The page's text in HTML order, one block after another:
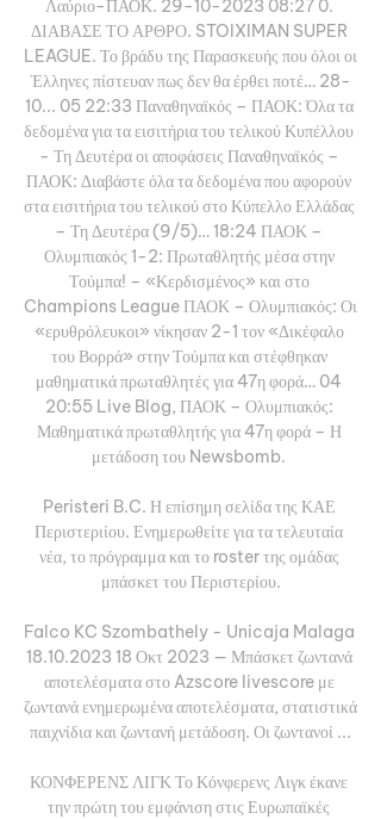
Λαύριο-ΠΑΟΚ. 29-10-2023 08:27 0.
ΔΙΑΒΑΣΕ ΤΟ ΑΡΘΡΟ. STOIXIMAN SUPER
LEAGUE. Το βράδυ της Παρασκευής που όλοι οι
Έλληνες πίστευαν πως δεν θα έρθει ποτέ… 28-
10... 05 22:33 Παναθηναϊκός – ΠΑΟΚ: Όλα τα
δεδομένα για τα εισιτήρια του τελικού Κυπέλλου
- Τη Δευτέρα οι αποφάσεις Παναθηναϊκός –
ΠΑΟΚ: Διαβάστε όλα τα δεδομένα που αφορούν
στα εισιτήρια του τελικού στο Κύπελλο Ελλάδας
– Τη Δευτέρα (9/5)… 18:24 ΠΑΟΚ –
Ολυμπιακός 1-2: Πρωταθλητής μέσα στην
Τούμπα! – «Κερδισμένος» και στο
Champions League ΠΑΟΚ – Ολυμπιακός: Οι
«ερυθρόλευκοι» νίκησαν 2-1 τον «Δικέφαλο
του Βορρά» στην Τούμπα και στέφθηκαν
μαθηματικά πρωταθλητές για 47η φορά… 04
20:55 Live Blog, ΠΑΟΚ – Ολυμπιακός:
Μαθηματικά πρωταθλητής για 47η φορά – Η
μετάδοση του Newsbomb.
Peristeri B.C. Η επίσημη σελίδα της ΚΑΕ
Περιστεριίου. Ενημερωθείτε για τα τελευταία
νέα, το πρόγραμμα και το roster της ομάδας
μπάσκετ του Περιστερίου.
Falco KC Szombathely - Unicaja Malaga
18.10.2023 18 Οκτ 2023 — Μπάσκετ ζωντανά
αποτελέσματα στο Azscore livescore με
ζωντανά ενημερωμένα αποτελέσματα, στατιστικά
παιχνίδια και ζωντανή μετάδοση. Οι ζωντανοί ...
ΚΟΝΦΕΡΕΝΣ ΛΙΓΚ Το Κόνφερενς Λιγκ έκανε
την πρώτη του εμφάνιση στις Ευρωπαϊκές